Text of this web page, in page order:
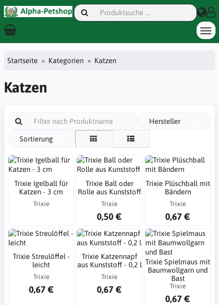
Startseite Kategorien Katzen
Katzen
Hersteller
Sortierung
Trixie Igelball für
Katzen - 3 cm
Trixie
Trixie Ball oder
Rolle aus Kunststoff
Trixie
0,50 €
Trixie Plüschball mit
Bändern
Trixie
0,67 €
Trixie Streulöffel -
leicht
Trixie
0,67 €
Trixie Katzennapf
aus Kunststoff - 0,2 l
Trixie
0,67 €
Trixie Spielmaus mit
Baumwollgarn und
Bast
Trixie
0,67 €